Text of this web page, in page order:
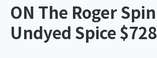
ON The Roger Spin
Undyed Spice $728